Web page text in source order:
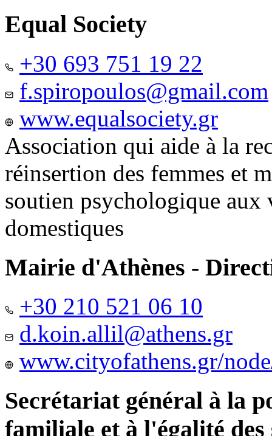
Equal Society
+30 693 751 19 22
f.spiropoulos@gmail.com
www.equalsociety.gr
Association qui aide à la
réinsertion des femmes et
soutien psychologique aux
domestiques
Mairie d'Athènes -
+30 210 521 06 10
d.koin.allil@athens.gr
www.cityofathens.gr/
Secrétariat général à la
familiale et à l'égalité des